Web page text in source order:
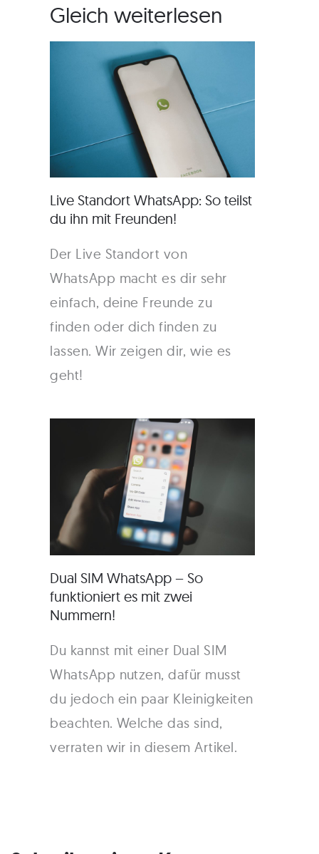
Gleich weiterlesen
Live Standort WhatsApp: So teilst
du ihn mit Freunden!
Der Live Standort von
WhatsApp macht es dir sehr
einfach, deine Freunde zu
finden oder dich finden zu
lassen. Wir zeigen dir, wie es
geht!
Dual SIM WhatsApp – So
funktioniert es mit zwei
Nummern!
Du kannst mit einer Dual SIM
WhatsApp nutzen, dafür musst
du jedoch ein paar Kleinigkeiten
beachten. Welche das sind,
verraten wir in diesem Artikel.